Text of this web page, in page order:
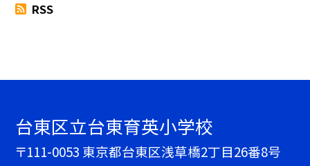
RSS
台東区立台東育英小学校
〒111-0053 東京都台東区浅草橋2丁目26番8号